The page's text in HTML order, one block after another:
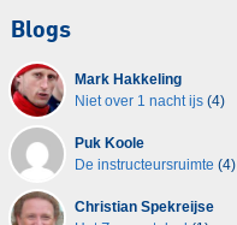
Blogs
Mark Hakkeling
Niet over 1 nacht ijs(4)
Puk Koole
De instructeursruimte (4)
Christian Spekreijse